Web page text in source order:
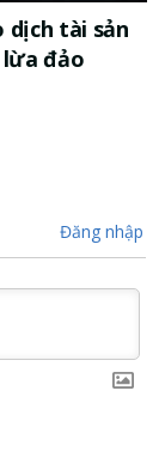
dịch tài sản
đảo
Đăng nhập